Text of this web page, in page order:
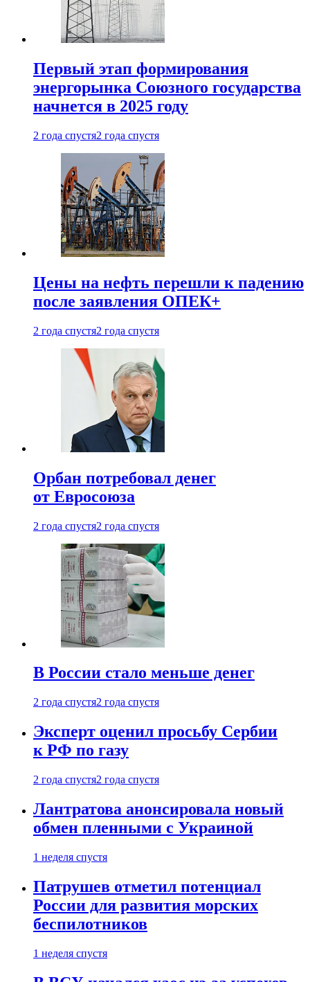
Первый этап формирования
энергорынка Союзного государства
начнется в 2025 году
2 года спустя2 года спустя
Цены на нефть перешли к падению
после заявления ОПЕК+
2 года спустя2 года спустя
Орбан потребовал денег
от Евросоюза
2 года спустя2 года спустя
В России стало меньше денег
2 года спустя2 года спустя
Эксперт оценил просьбу Сербии
к РФ по газу
2 года спустя2 года спустя
Лантратова анонсировала новый
обмен пленными с Украиной
1 неделя спустя
Патрушев отметил потенциал
России для развития морских
беспилотников
1 неделя спустя